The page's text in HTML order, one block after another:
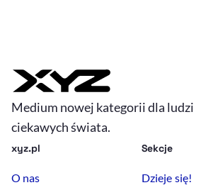
Medium nowej kategorii dla ludzi
ciekawych świata.
xyz.pl
O nas
Sekcje
Dzieje się!